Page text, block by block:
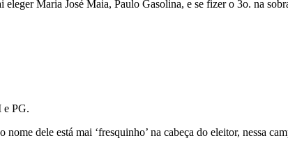
Maria José Maia, Paulo Gasolina, e se fizer o 3o. na
e PG.
dele está mai ‘fresquinho’ na cabeça do eleitor, nessa